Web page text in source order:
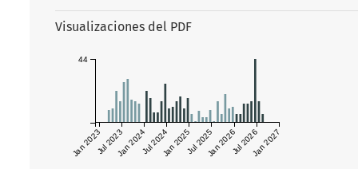
Visualizaciones del PDF
Jan 2023Jul 2023Jan 2024Jul 2024Jan 2025Jul 2025Jan 2026Jul 2026Jan 2027
44